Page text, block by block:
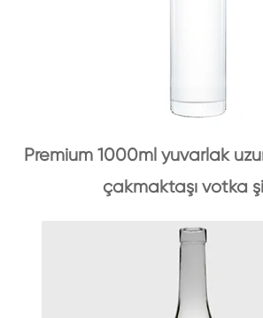
Premium 1000ml yuvarlak
çakmaktaşı votka